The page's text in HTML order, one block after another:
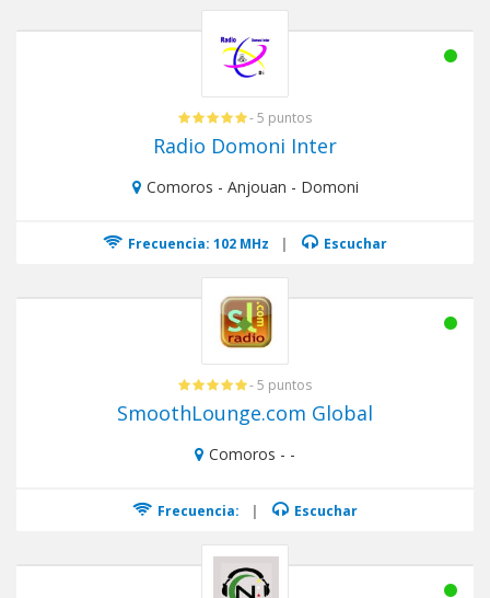
- 5 puntos
Radio Domoni Inter
Comoros - Anjouan - Domoni
Frecuencia: 102 MHz | Escuchar
- 5 puntos
SmoothLounge.com Global
Comoros - -
Frecuencia: | Escuchar